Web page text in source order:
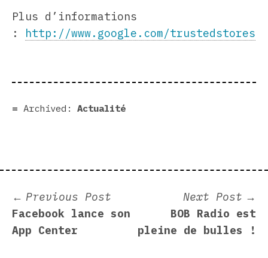
Plus d’informations
: http://www.google.com/trustedstores
Archived: Actualité
Post
navigation
Previous Post
post:
Facebook lance son
App Center
Next Post
BOB Radio est
pleine de bulles !